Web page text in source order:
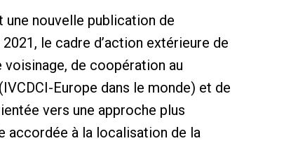
une nouvelle publication de
le cadre d’action extérieure de
voisinage, de coopération au
Europe dans le monde) et de
vers une approche plus
accordée à la localisation de la